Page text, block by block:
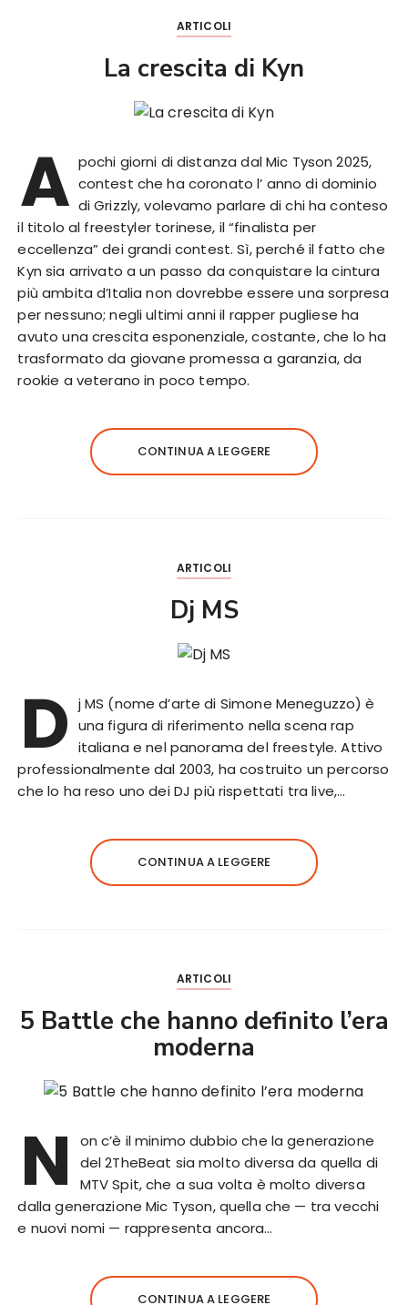
ARTICOLI
La crescita di Kyn
A pochi giorni di distanza dal Mic Tyson 2025,
contest che ha coronato l’ anno di dominio
di Grizzly, volevamo parlare di chi ha conteso
il titolo al freestyler torinese, il “finalista per
eccellenza” dei grandi contest. Sì, perché il fatto che
Kyn sia arrivato a un passo da conquistare la cintura
più ambita d’Italia non dovrebbe essere una sorpresa
per nessuno; negli ultimi anni il rapper pugliese ha
avuto una crescita esponenziale, costante, che lo ha
trasformato da giovane promessa a garanzia, da
rookie a veterano in poco tempo.
CONTINUA A LEGGERE
ARTICOLI
Dj MS
D j MS (nome d’arte di Simone Meneguzzo) è
una figura di riferimento nella scena rap
italiana e nel panorama del freestyle. Attivo
professionalmente dal 2003, ha costruito un percorso
che lo ha reso uno dei DJ più rispettati tra live,…
CONTINUA A LEGGERE
ARTICOLI
5 Battle che hanno definito l’era
moderna
N
on c’è il minimo dubbio che la generazione
del 2TheBeat sia molto diversa da quella di
MTV Spit, che a sua volta è molto diversa
dalla generazione Mic Tyson, quella che — tra vecchi
e nuovi nomi — rappresenta ancora…
CONTINUA A LEGGERE